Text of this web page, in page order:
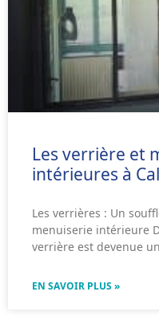
Les verrière et
intérieures à
Les verrières : Un
menuiserie intérieure
verrière est devenue
EN SAVOIR PLUS »